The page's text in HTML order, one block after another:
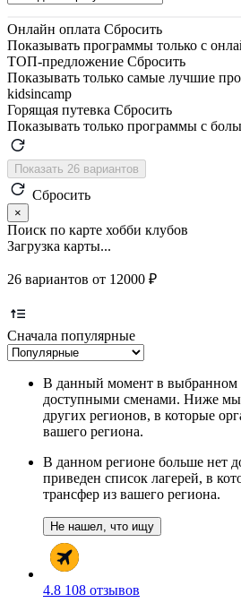
Онлайн оплата Сбросить
Показывать программы только с
ТОП-предложение Сбросить
Показывать только самые лучшие
kidsincamp
Горящая путевка Сбросить
Показывать только программы с
Показать 26 вариантов
Сбросить
×
Поиск по карте хобби клубов
Загрузка карты...
26 вариантов от 12000 ₽
Сначала популярные
В данный момент в выбранном
доступными сменами. Ниже мы
других регионов, в которые
вашего региона.
В данном регионе больше нет
приведен список лагерей, в
трансфер из вашего региона.
Не нашел, что ищу
4.8 108 отзывов